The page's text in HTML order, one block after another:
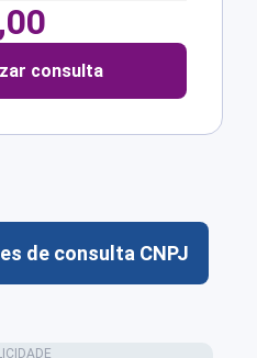
consulta
de consulta CNPJ